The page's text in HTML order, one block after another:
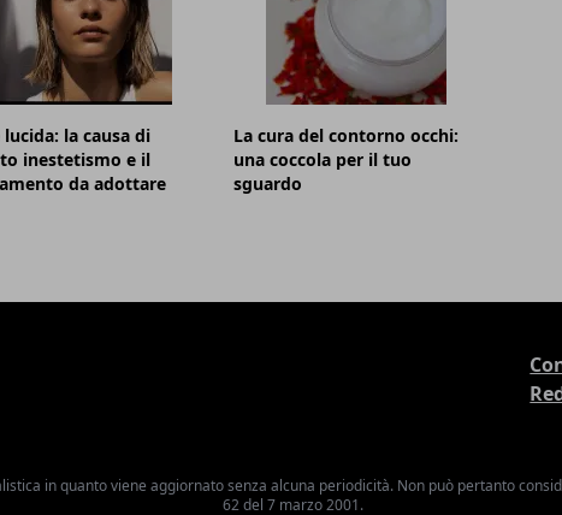
lucida: la causa di
inestetismo e il
da adottare
La cura del contorno occhi:
una coccola per il tuo
sguardo
in quanto viene aggiornato senza alcuna periodicità. Non può pertanto
62 del 7 marzo 2001.